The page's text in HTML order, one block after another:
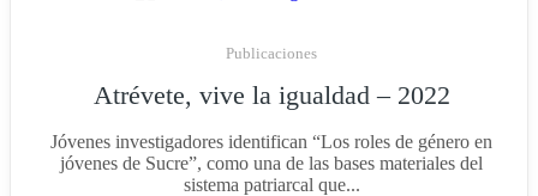
Publicaciones
Atrévete, vive la igualdad – 2022
Jóvenes investigadores identifican “Los roles de género en
jóvenes de Sucre”, como una de las bases materiales del
sistema patriarcal que...